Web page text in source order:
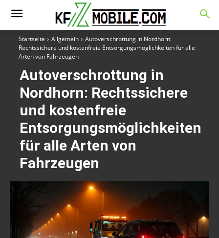
Startseite Allgemein
Autoverschrottung in Nordhorn:
Rechtssichere und kostenfreie Entsorgungsmöglichkeiten für alle
Arten von Fahrzeugen
Autoverschrottung in
Nordhorn: Rechtssichere
und kostenfreie
Entsorgungsmöglichkeiten
für alle Arten von
Fahrzeugen